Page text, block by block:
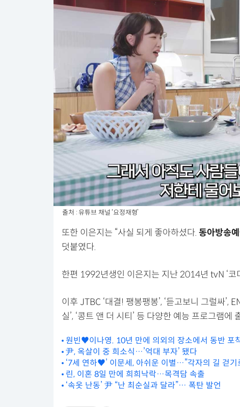
출처 : 유튜브 채널 ‘요정재형’
또한 이은지는 “사실 되게 좋아하셨다. 동아방송
덧붙였다.
한편 1992년생인 이은지는 지난 2014년 tvN ‘코
이후 JTBC ‘대결! 팽봉팽봉’, ‘듣고보니 그럴싸’,
실’, ‘콩트 앤 더 시티’ 등 다양한 예능 프로그램에
원빈♥이나영. 10년 만에 의외의 장소에서 동반 포
尹, 옥살이 중 희소식…’억대 부자’ 됐다
‘7세 연하♥’ 이문세, 아쉬운 이별…”각자의 길 걷기
린, 이혼 8일 만에 희희낙락…목격담 속출
‘속옷 난동’ 尹 “난 최순실과 달라”… 폭탄 발언